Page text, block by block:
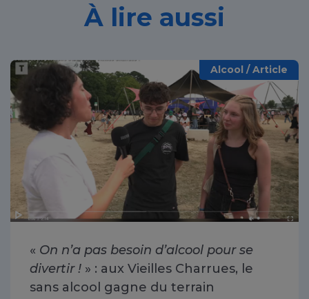
À lire aussi
Alcool / Article
« On n’a pas besoin d’alcool pour se
divertir ! » : aux Vieilles Charrues, le
sans alcool gagne du terrain